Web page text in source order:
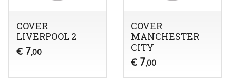
COVER
LIVERPOOL 2
€ 7,00
COVER
MANCHESTER
CITY
€ 7,00